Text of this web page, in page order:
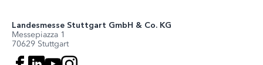
Landesmesse Stuttgart GmbH & Co. KG
Messepiazza 1
70629 Stuttgart